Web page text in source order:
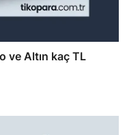
ve Altın kaç TL